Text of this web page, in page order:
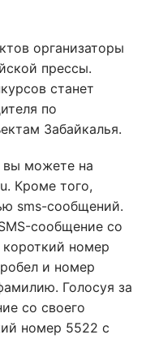
организаторы
прессы.
станет
по
Забайкалья.
вы можете на
Кроме того,
sms-сообщений.
сообщение со
короткий номер
и номер
Голосуя за
со своего
номер 5522 с